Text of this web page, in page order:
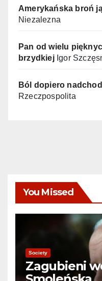
Amerykańska broń
Niezalezna
Pan od wielu
brzydkiejIgor
Ból dopiero
Rzeczpospolita
You Missed
Society
Zagubieni